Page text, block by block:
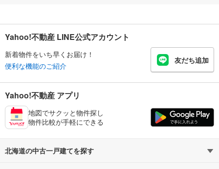
Yahoo!不動産 LINE公式アカウント
新着物件をいち早くお届け！
便利な機能のご紹介
友だち追加
Yahoo!不動産 アプリ
地図でサクッと物件探し
物件比較が手軽にできる
北海道の中古一戸建てを探す